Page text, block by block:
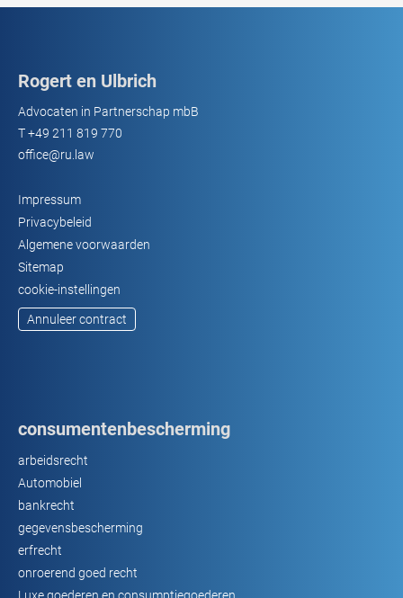
Rogert en Ulbrich
Advocaten in Partnerschap mbB
T+49 211 819 770
office@ru.law
Impressum
Privacybeleid
Algemene voorwaarden
Sitemap
cookie-instellingen
Annuleer contract
consumentenbescherming
arbeidsrecht
Automobiel
bankrecht
gegevensbescherming
erfrecht
onroerend goed recht
Luxe goederen en consumptiegoederen